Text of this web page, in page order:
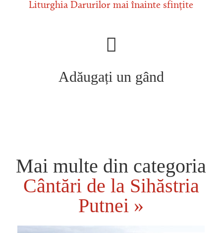
Liturghia Darurilor mai înainte sfințite
Adăugați un gând
Mai multe din categoria
Cântări de la Sihăstria
Putnei »